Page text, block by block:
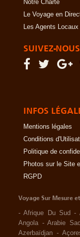
Notre Charte
Le Voyage en
Les Agents
SUIVEZ-NOUS
INFOS
Mentions légales
Conditions
Politique de
Photos sur le Site
RGPD
Voyage Sur Mesure
-Afrique Du Sud -
Angola -Arabie
Azerbaïdjan -